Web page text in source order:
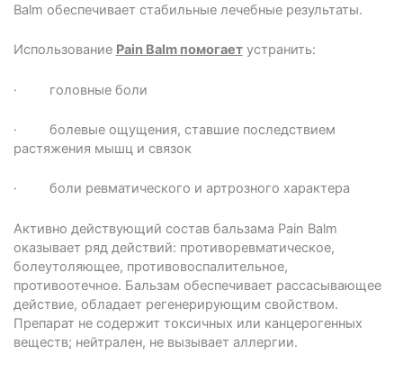
Balm обеспечивает стабильные лечебные результаты.
Использование Pain Balm помогаетустранить:
· головные боли
· болевые ощущения, ставшие последствием
растяжения мышц и связок
· боли ревматического и артрозного характера
Активно действующий состав бальзама Pain Balm
оказывает ряд действий: противоревматическое,
болеутоляющее, противовоспалительное,
противоотечное. Бальзам обеспечивает рассасывающее
действие, обладает регенерирующим свойством.
Препарат не содержит токсичных или канцерогенных
веществ; нейтрален, не вызывает аллергии.